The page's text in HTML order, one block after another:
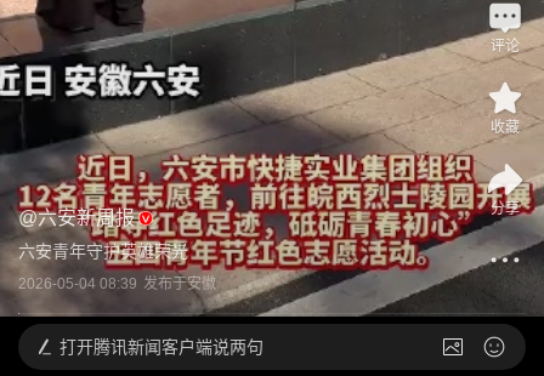
@六安新周报
六安青年守护英雄荣光
2026-05-04 08:39 发布于安徽
评论
收藏
分享
打开腾讯新闻客户端说两句